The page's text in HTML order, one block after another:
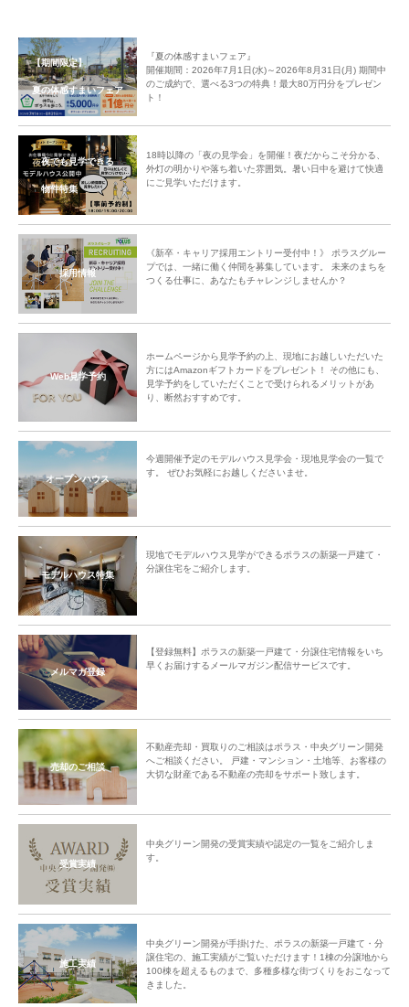
【期間限定】
夏の体感すまいフェア
『夏の体感すまいフェア』
開催期間：2026年7月1日(水)～2026年8月31日(月) 期間中
のご成約で、選べる3つの特典！最大80万円分をプレゼン
ト！
夜でも見学できる
物件特集
18時以降の「夜の見学会」を開催！夜だからこそ分かる、
外灯の明かりや落ち着いた雰囲気。暑い日中を避けて快適
にご見学いただけます。
採用情報
《新卒・キャリア採用エントリー受付中！》 ポラスグルー
プでは、一緒に働く仲間を募集しています。 未来のまちを
つくる仕事に、あなたもチャレンジしませんか？
Web見学予約
ホームページから見学予約の上、現地にお越しいただいた
方にはAmazonギフトカードをプレゼント！ その他にも、
見学予約をしていただくことで受けられるメリットがあ
り、断然おすすめです。
オープンハウス
今週開催予定のモデルハウス見学会・現地見学会の一覧で
す。 ぜひお気軽にお越しくださいませ。
モデルハウス特集
現地でモデルハウス見学ができるポラスの新築一戸建て・
分譲住宅をご紹介します。
メルマガ登録
【登録無料】ポラスの新築一戸建て・分譲住宅情報をいち
早くお届けするメールマガジン配信サービスです。
売却のご相談
不動産売却・買取りのご相談はポラス・中央グリーン開発
へご相談ください。 戸建・マンション・土地等、お客様の
大切な財産である不動産の売却をサポート致します。
受賞実績
中央グリーン開発の受賞実績や認定の一覧をご紹介しま
す。
施工実績
中央グリーン開発が手掛けた、ポラスの新築一戸建て・分
譲住宅の、施工実績がご覧いただけます！1棟の分譲地から
100棟を超えるものまで、多種多様な街づくりをおこなって
きました。